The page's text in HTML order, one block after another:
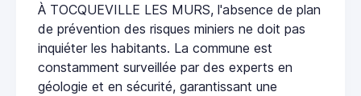
À TOCQUEVILLE LES MURS, l'absence de plan
de prévention des risques miniers ne doit pas
inquiéter les habitants. La commune est
constamment surveillée par des experts en
géologie et en sécurité, garantissant une